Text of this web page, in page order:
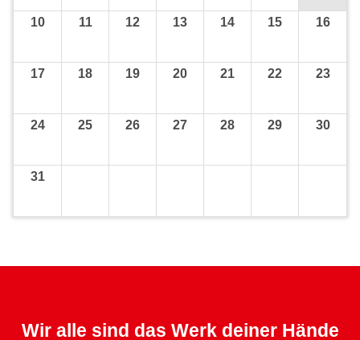
10 11 12 13 14 15 16
17 18 19 20 21 22 23
24 25 26 27 28 29 30
31
Wir alle sind das Werk deiner Hände